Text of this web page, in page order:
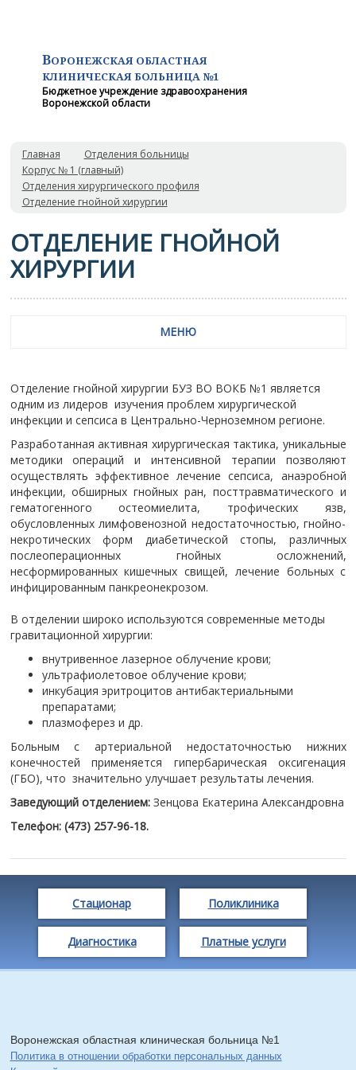
ВОРОНЕЖСКАЯ ОБЛАСТНАЯ
КЛИНИЧЕСКАЯ БОЛЬНИЦА №1
Бюджетное учреждение здравоохранения
Воронежской области
Главная
Отделения больницы
Корпус № 1 (главный)
Отделения хирургического профиля
Отделение гнойной хирургии
ОТДЕЛЕНИЕ ГНОЙНОЙ
ХИРУРГИИ
МЕНЮ
Отделение гнойной хирургии БУЗ ВО ВОКБ №1 является
одним из лидеров изучения проблем хирургической
инфекции и сепсиса в Центрально-Черноземном регионе.
Разработанная активная хирургическая тактика, уникальные
методики операций и интенсивной терапии позволяют
осуществлять эффективное лечение сепсиса, анаэробной
инфекции, обширных гнойных ран, посттравматического и
гематогенного остеомиелита, трофических язв,
обусловленных лимфовенозной недостаточностью, гнойно-
некротических форм диабетической стопы, различных
послеоперационных гнойных осложнений,
несформированных кишечных свищей, лечение больных с
инфицированным панкреонекрозом.
В отделении широко используются современные методы
гравитационной хирургии:
внутривенное лазерное облучение крови;
ультрафиолетовое облучение крови;
инкубация эритроцитов антибактериальными
препаратами;
плазмоферез и др.
Больным с артериальной недостаточностью нижних
конечностей применяется гипербарическая оксигенация
(ГБО), что значительно улучшает результаты лечения.
Заведующий отделением:Зенцова Екатерина Александровна
Телефон: (473) 257-96-18.
Стационар Поликлиника
Диагностика Платные услуги
Воронежская областная клиническая больница №1
Политика в отношении обработки персональных данных